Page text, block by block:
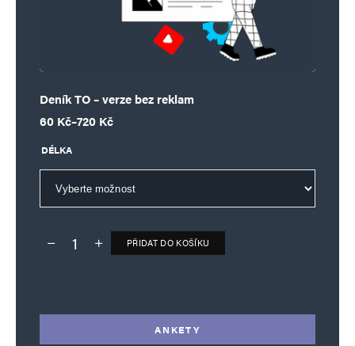
Deník TO – verze bez reklam
60 Kč–720 Kč
Rozpětí cen: 60 Kč až 720 Kč
DÉLKA
Deník TO – verze bez reklam množství
PŘIDAT DO KOŠÍKU
ANKETY